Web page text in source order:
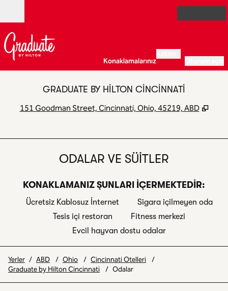
Açık
Konaklamalarınız
GRADUATE BY HILTON CINCINNATI
151 Goodman Street, Cincinnati, Ohio, 45219, ABD ,
ODALAR VE SÜITLER
KONAKLAMANIZ ŞUNLARI IÇERMEKTEDIR:
Ücretsiz Kablosuz İnternet
Sigara içilmeyen oda
Tesis içi restoran
Fitness merkezi
Evcil hayvan dostu odalar
Yerler / ABD / Ohio / Cincinnati Otelleri
/
Graduate by Hilton Cincinnati
/ Odalar